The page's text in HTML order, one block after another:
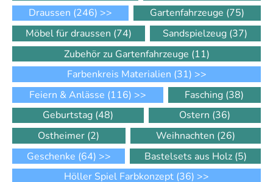
Draussen (246) >> Gartenfahrzeuge (75)
Möbel für draussen (74) Sandspielzeug (37)
Zubehör zu Gartenfahrzeuge (11)
Farbenkreis Materialien (31) >>
Feiern & Anlässe (116) >> Fasching (38)
Geburtstag (48) Ostern (36)
Ostheimer (2) Weihnachten (26)
Geschenke (64) >> Bastelsets aus Holz (5)
Höller Spiel Farbkonzept (36) >>